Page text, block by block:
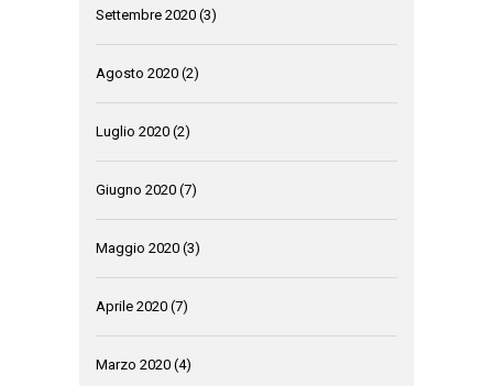
Settembre 2020 (3)
Agosto 2020 (2)
Luglio 2020 (2)
Giugno 2020 (7)
Maggio 2020 (3)
Aprile 2020 (7)
Marzo 2020 (4)